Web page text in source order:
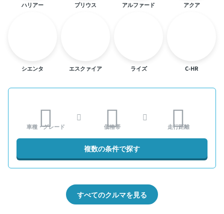
ハリアー プリウス アルファード アクア
シエンタ エスクァイア ライズ C-HR
車種・グレード 価格帯 走行距離
複数の条件で探す
すべてのクルマを見る